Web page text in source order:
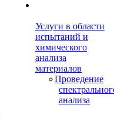
Услуги в области
испытаний и
химического
анализа
материалов
Проведение
анализа